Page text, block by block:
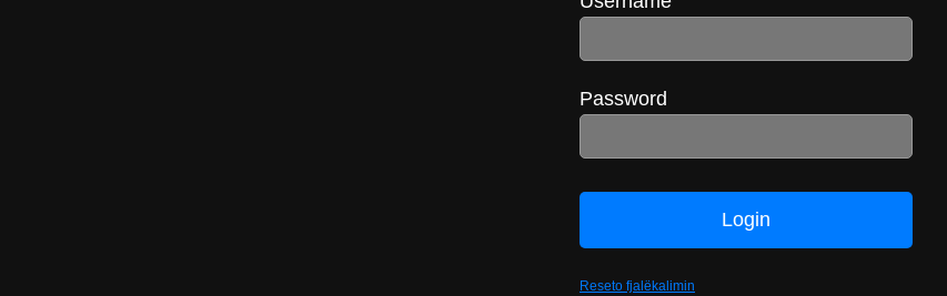
Password
Reseto fjalëkalimin